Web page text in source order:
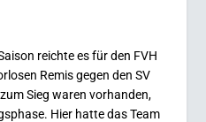
reichte es für den FVH
Remis gegen den SV
Sieg waren vorhanden,
Hier hatte das Team